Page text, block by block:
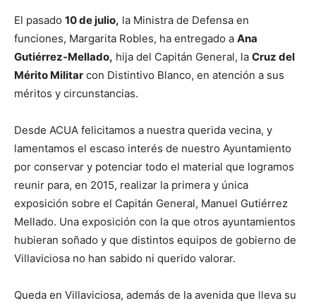
El pasado 10 de julio, la Ministra de Defensa en
funciones, Margarita Robles, ha entregado a Ana
Gutiérrez-Mellado, hija del Capitán General, la Cruz del
Mérito Militar con Distintivo Blanco, en atención a sus
méritos y circunstancias.
Desde ACUA felicitamos a nuestra querida vecina, y
lamentamos el escaso interés de nuestro Ayuntamiento
por conservar y potenciar todo el material que logramos
reunir para, en 2015, realizar la primera y única
exposición sobre el Capitán General, Manuel Gutiérrez
Mellado. Una exposición con la que otros ayuntamientos
hubieran soñado y que distintos equipos de gobierno de
Villaviciosa no han sabido ni querido valorar.
Queda en Villaviciosa, además de la avenida que lleva su